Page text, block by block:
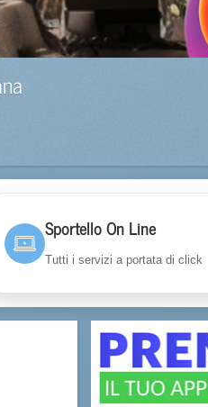
Sportello On Line
Tutti i servizi a portata di click